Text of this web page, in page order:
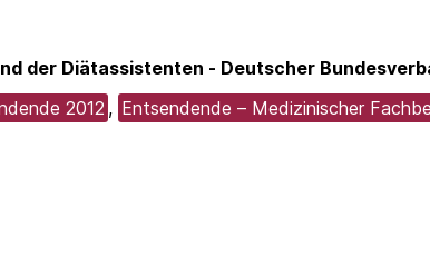
der Diätassistenten - Deutscher
2012 , Entsendende – Medizinischer